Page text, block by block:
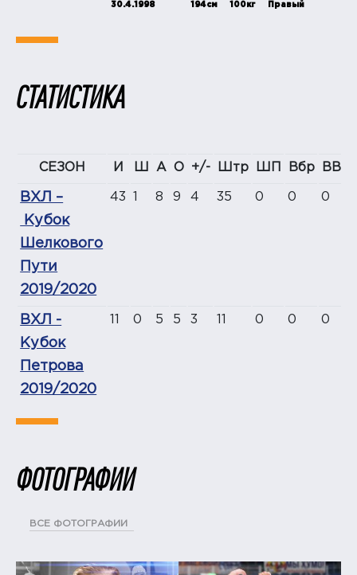
30.4.1998 194см 100кг Правый
СТАТИСТИКА
СЕЗОН И Ш А О +/- Штр ШП Вбр ВВбр
ВХЛ –
Кубок
Шелкового
Пути
2019/2020
43 8 9 4 35 0 0 0
ВХЛ -
Кубок
Петрова
2019/2020
0 5 5 3 0 0 0
ФОТОГРАФИИ
ВСЕ ФОТОГРАФИИ